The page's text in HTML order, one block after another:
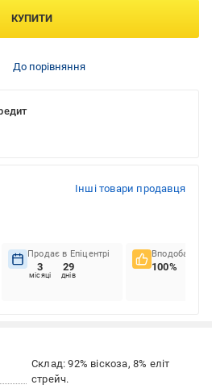
КУПИТИ
До порівняння
Інші товари продавця
Продає в Епіцентрі
3
місяці
29
днів
Вподобання
100%
Склад: 92% віскоза, 8% еліт
стрейч.